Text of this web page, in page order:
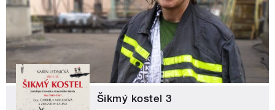
Šikmý kostel 3